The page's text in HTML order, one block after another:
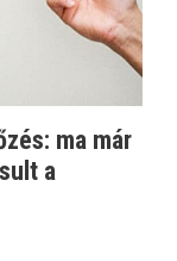
ma már
a